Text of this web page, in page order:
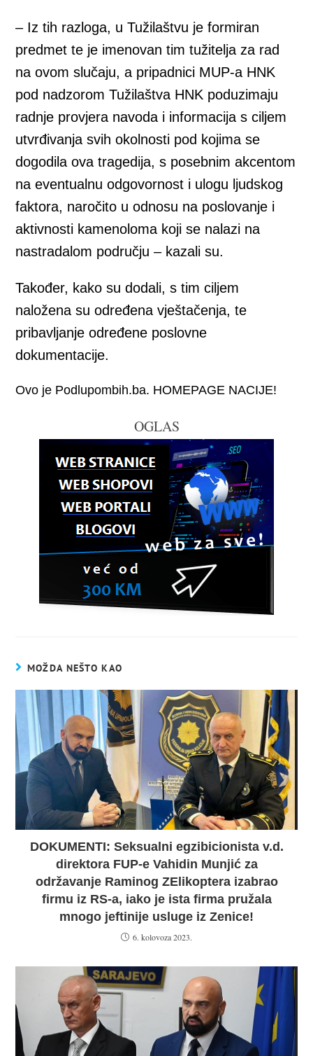
– Iz tih razloga, u Tužilaštvu je formiran
predmet te je imenovan tim tužitelja za rad
na ovom slučaju, a pripadnici MUP-a HNK
pod nadzorom Tužilaštva HNK poduzimaju
radnje provjera navoda i informacija s ciljem
utvrđivanja svih okolnosti pod kojima se
dogodila ova tragedija, s posebnim akcentom
na eventualnu odgovornost i ulogu ljudskog
faktora, naročito u odnosu na poslovanje i
aktivnosti kamenoloma koji se nalazi na
nastradalom području – kazali su.
Također, kako su dodali, s tim ciljem
naložena su određena vještačenja, te
pribavljanje određene poslovne
dokumentacije.
Ovo je Podlupombih.ba. HOMEPAGE NACIJE!
OGLAS
MOŽDA NEŠTO KAO
DOKUMENTI: Seksualni egzibicionista v.d.
direktora FUP-e Vahidin Munjić za
održavanje Raminog ZElikoptera izabrao
firmu iz RS-a, iako je ista firma pružala
mnogo jeftinije usluge iz Zenice!
6. kolovoza 2023.